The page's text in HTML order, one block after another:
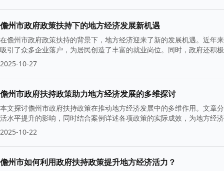
儋州市政府政策扶持下的地方经济发展新机遇
在儋州市政府政策扶持的背景下，地方经济迎来了新的发展机遇。近年
吸引了众多企业落户，为居民创造了丰富的就业岗位。同时，政府还积
2025-10-27
儋州市政府扶持政策助力地方经济发展的多维探讨
本文探讨儋州市政府扶持政策在推动地方经济发展中的多维作用。文章
活水平提升的影响，同时结合案例详述各项政策的实际成效，为地方经
2025-10-22
儋州市如何利用政府扶持政策提升地方经济活力？